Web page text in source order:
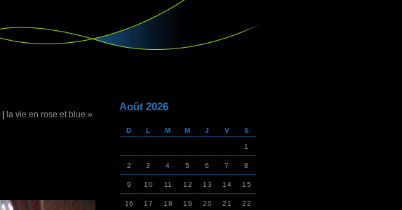
Août 2026
D L M M J V S
1
2 3 4 5 6 7 8
9 10 11 12 13 14 15
16 17 18 19 20 21 22
| la vie en rose et blue »